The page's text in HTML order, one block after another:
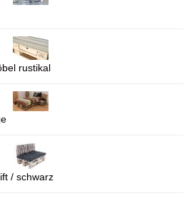
rustikal
/ schwarz